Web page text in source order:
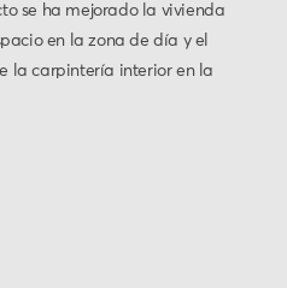
se ha mejorado la vivienda
en la zona de día y el
la carpintería interior en la